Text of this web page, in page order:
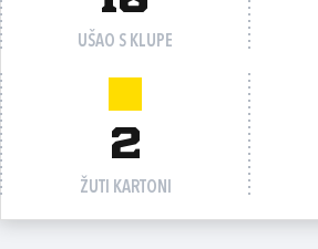
UŠAO S KLUPE
2
ŽUTI KARTONI